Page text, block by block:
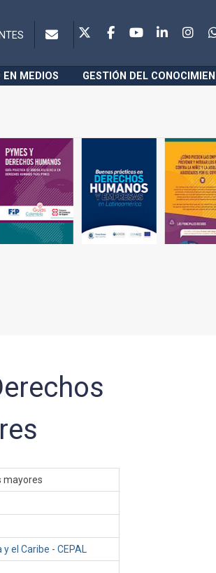
EN MEDIOS GESTIÓN DEL
mayores
el Caribe - CEPAL